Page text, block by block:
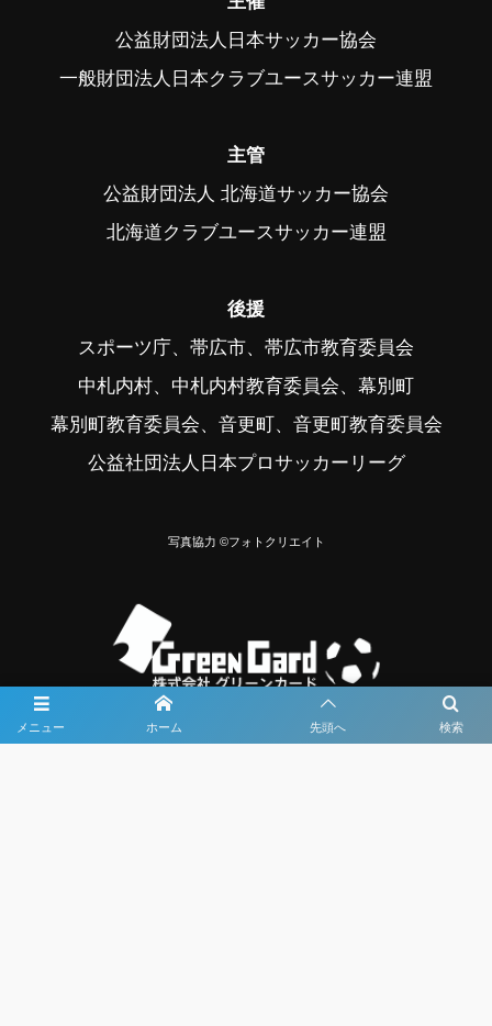
メニュー 検索
ホーム 先頭へ
公益財団法人日本サッカー協会
一般財団法人日本クラブユースサッカー連盟
主管
公益財団法人 北海道サッカー協会
北海道クラブユースサッカー連盟
後援
スポーツ庁、帯広市、帯広市教育委員会
中札内村、中札内村教育委員会、幕別町
幕別町教育委員会、音更町、音更町教育委員会
公益社団法人日本プロサッカーリーグ
写真協力 ©フォトクリエイト